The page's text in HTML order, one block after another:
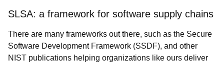
SLSA: a framework for software supply chains
There are many frameworks out there, such as the Secure
Software Development Framework (SSDF), and other
NIST publications helping organizations like ours deliver